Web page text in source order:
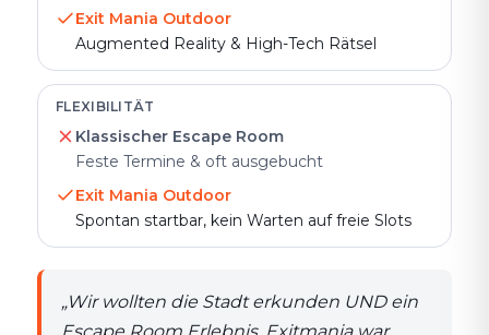
Exit Mania Outdoor
Augmented Reality & High-Tech Rätsel
FLEXIBILITÄT
Klassischer Escape Room
Feste Termine & oft ausgebucht
Exit Mania Outdoor
Spontan startbar, kein Warten auf freie Slots
„Wir wollten die Stadt erkunden UND ein